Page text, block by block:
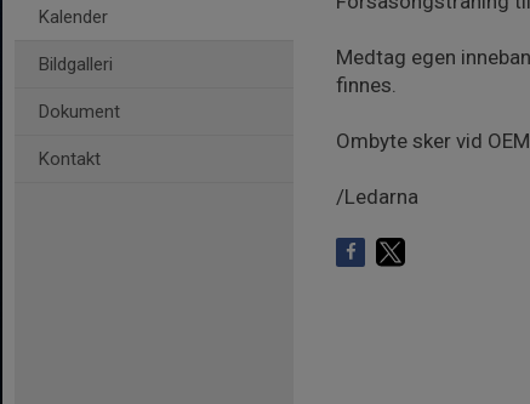
Kalender
Bildgalleri
Dokument
Kontakt
Medtag egen
finnes.
Ombyte sker vid
/Ledarna